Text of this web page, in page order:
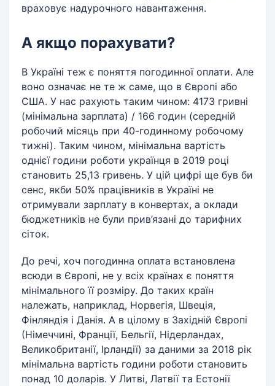
враховує надурочного навантаження.
А якщо порахувати?
В Україні теж є поняття погодинної оплати. Але
воно означає не те ж саме, що в Європі або
США. У нас рахують таким чином: 4173 гривні
(мінімальна зарплата) / 166 годин (середній
робочий місяць при 40-годинному робочому
тижні). Таким чином, мінімальна вартість
однієї години роботи українця в 2019 році
становить 25,13 гривень. У цій цифрі ще був би
сенс, якби 50% працівників в Україні не
отримували зарплату в конвертах, а оклади
бюджетників не були прив’язані до тарифних
сіток.
До речі, хоч погодинна оплата встановлена ​​
всюди в Європі, не у всіх країнах є поняття
мінімального її розміру. До таких країн
належать, наприклад, Норвегія, Швеція,
Фінляндія і Данія. А в цілому в Західній Європі
(Німеччині, Франції, Бельгії, Нідерландах,
Великобританії, Ірландії) за даними за 2018 рік
мінімальна вартість години роботи становить
понад 10 доларів. У Литві, Латвії та Естонії